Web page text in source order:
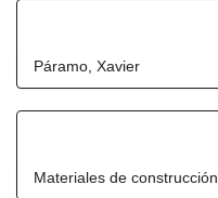
Páramo, Xavier
Materiales de construcción